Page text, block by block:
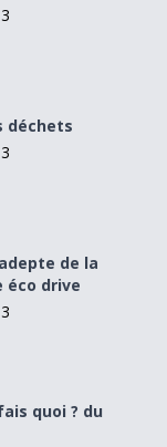
déchets
de la
éco drive
quoi ? du